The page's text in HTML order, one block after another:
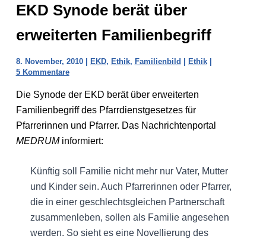
EKD Synode berät über
erweiterten Familienbegriff
8. November, 2010 | EKD, Ethik, Familienbild | Ethik|
5 Kommentare
Die Synode der EKD berät über erweiterten
Familienbegriff des Pfarrdienstgesetzes für
Pfarrerinnen und Pfarrer. Das Nachrichtenportal
MEDRUMinformiert:
Künftig soll Familie nicht mehr nur Vater, Mutter
und Kinder sein. Auch Pfarrerinnen oder Pfarrer,
die in einer geschlechtsgleichen Partnerschaft
zusammenleben, sollen als Familie angesehen
werden. So sieht es eine Novellierung des